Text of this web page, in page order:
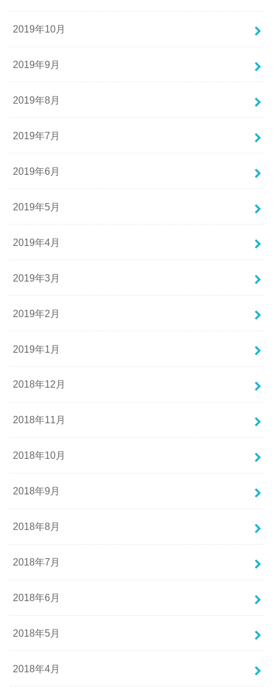
2019年10月
2019年9月
2019年8月
2019年7月
2019年6月
2019年5月
2019年4月
2019年3月
2019年2月
2019年1月
2018年12月
2018年11月
2018年10月
2018年9月
2018年8月
2018年7月
2018年6月
2018年5月
2018年4月